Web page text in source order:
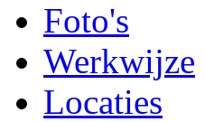
Foto's
Werkwijze
Locaties